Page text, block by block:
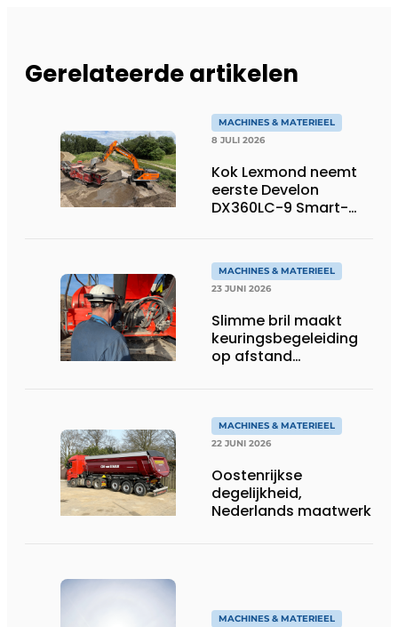
Gerelateerde artikelen
MACHINES & MATERIEEL
8 JULI 2026
Kok Lexmond neemt
eerste Develon
DX360LC-9 Smart-
MACHINES & MATERIEEL
23 JUNI 2026
Slimme bril maakt
keuringsbegeleiding
op afstand
MACHINES & MATERIEEL
22 JUNI 2026
Oostenrijkse
degelijkheid,
Nederlands maatwerk
MACHINES & MATERIEEL